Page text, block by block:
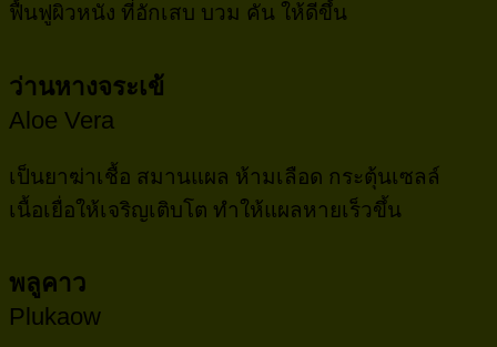
ฟื้นฟูผิวหนัง ที่อักเสบ บวม คัน ให้ดีขึ้น
ว่านหางจระเข้
Aloe Vera
เป็นยาฆ่าเชื้อ สมานแผล ห้ามเลือด กระตุ้นเซลล์
เนื้อเยื่อให้เจริญเติบโต ทำให้แผลหายเร็วขึ้น
พลูคาว
Plukaow